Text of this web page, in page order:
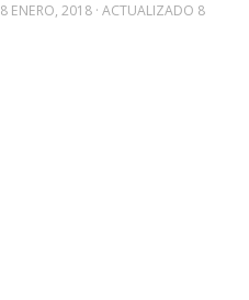
8 ENERO, 2018 · ACTUALIZADO 8